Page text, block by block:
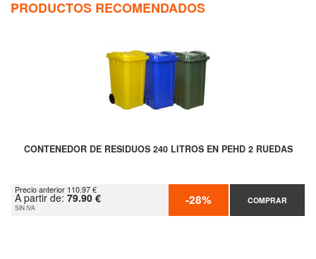
PRODUCTOS RECOMENDADOS
CONTENEDOR DE RESIDUOS 240 LITROS EN PEHD 2 RUEDAS
Precio anterior 110.97 €
A partir de: 79.90 €
SIN IVA -28% COMPRAR